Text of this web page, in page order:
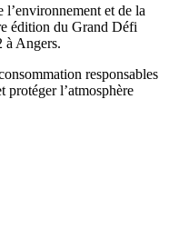
et de la
édition du Grand Défi
à Angers.
responsables
protéger l’atmosphère